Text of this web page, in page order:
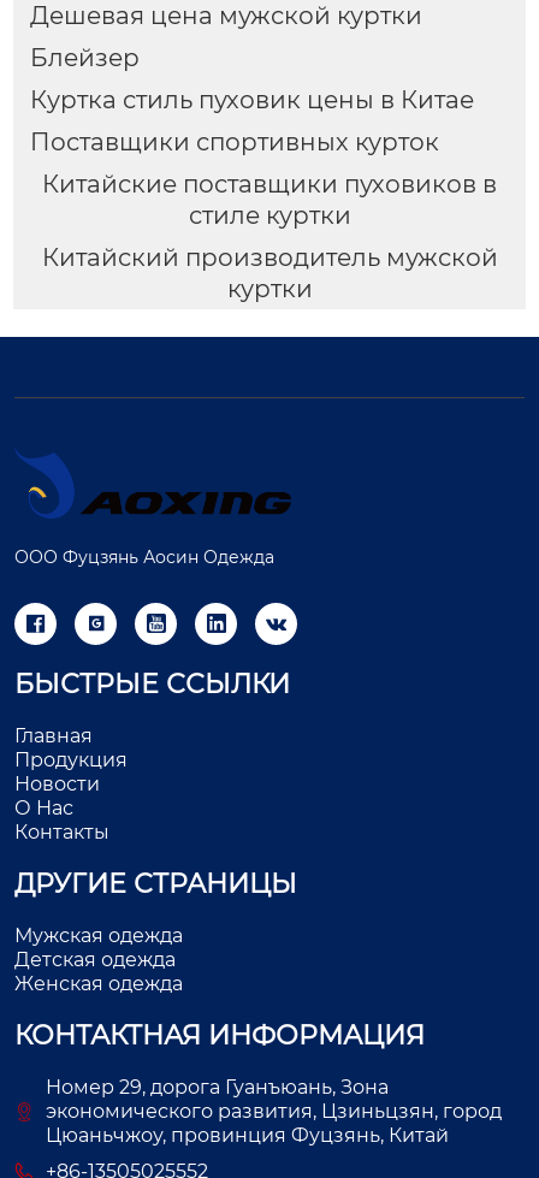
Дешевая цена мужской куртки
Блейзер
Куртка стиль пуховик цены в Китае
Поставщики спортивных курток
Китайские поставщики пуховиков в
стиле куртки
Китайский производитель мужской
куртки
ООО Фуцзянь Аосин Одежда
    
БЫСТРЫЕ ССЫЛКИ
Главная
Продукция
Новости
О Нас
Контакты
ДРУГИЕ СТРАНИЦЫ
Мужская одежда
Детская одежда
Женская одежда
КОНТАКТНАЯ ИНФОРМАЦИЯ
Номер 29, дорога Гуанъюань, Зона
экономического развития, Цзиньцзян, город
Цюаньчжоу, провинция Фуцзянь, Китай
+86-13505025552